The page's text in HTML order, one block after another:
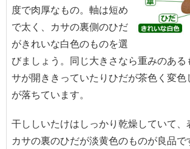
度で肉厚なもの。軸は短め
で太く、カサの裏側のひだ
がきれいな白色のものを選
びましょう。同じ大きさなら重みのある
サが開ききっていたりひだが茶色く変
が落ちています。
干ししいたけはしっかり乾燥していて
カサの裏のひだが淡黄色のものが良品で